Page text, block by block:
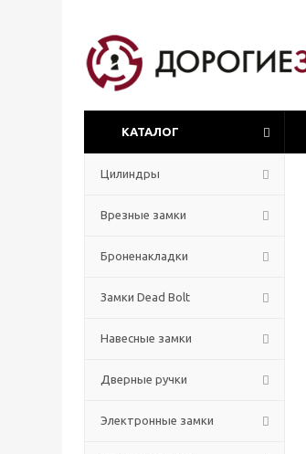
КАТАЛОГ
Цилиндры
Врезные замки
Броненакладки
Замки Dead Bolt
Навесные замки
Дверные ручки
Электронные замки